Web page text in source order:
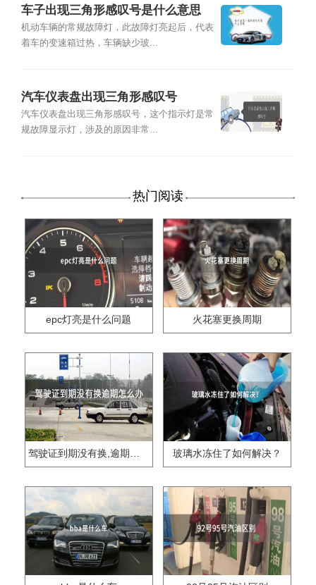
车子出现三角形感叹号是什么意思
机动车辆的常规故障灯，此故障灯亮起后，代表
着车的变速箱过热，车辆缺少玻...
汽车仪表盘出现三角形感叹号
汽车仪表盘出现三角形感叹号，这个指示灯是常
规故障显示灯，涉及的原因非常...
热门阅读
epc灯亮是什么问题 火花塞更换周期
驾驶证到期没有换,逾期怎么办?? 玻璃水冻住了如何解决？